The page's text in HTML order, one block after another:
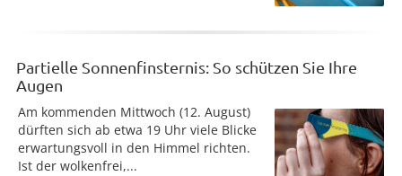
Partielle Sonnenfinsternis: So schützen Sie Ihre
Augen
Am kommenden Mittwoch (12. August)
dürften sich ab etwa 19 Uhr viele Blicke
erwartungsvoll in den Himmel richten.
Ist der wolkenfrei,...